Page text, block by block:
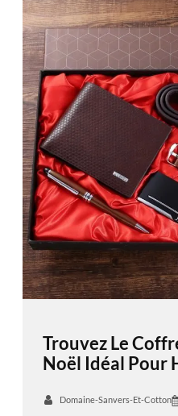
Trouvez Le
Noël Idéal Pour
Domaine-Sanvers-Et-Cotton